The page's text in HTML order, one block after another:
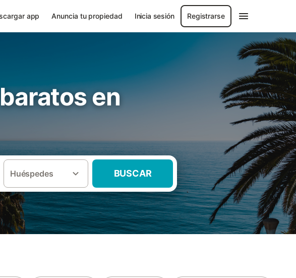
app Anuncia tu propiedad Inicia sesión Registrarse
en
Huéspedes BUSCAR